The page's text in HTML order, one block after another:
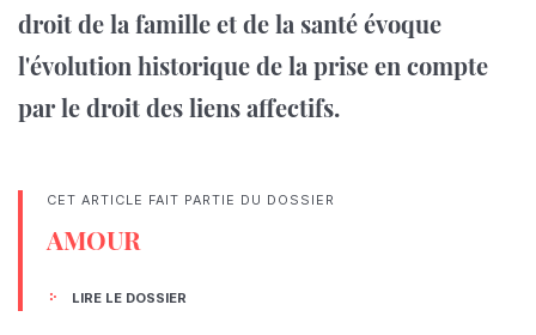
droit de la famille et de la santé évoque
l'évolution historique de la prise en compte
par le droit des liens affectifs.
CET ARTICLE FAIT PARTIE DU DOSSIER
AMOUR
LIRE LE DOSSIER